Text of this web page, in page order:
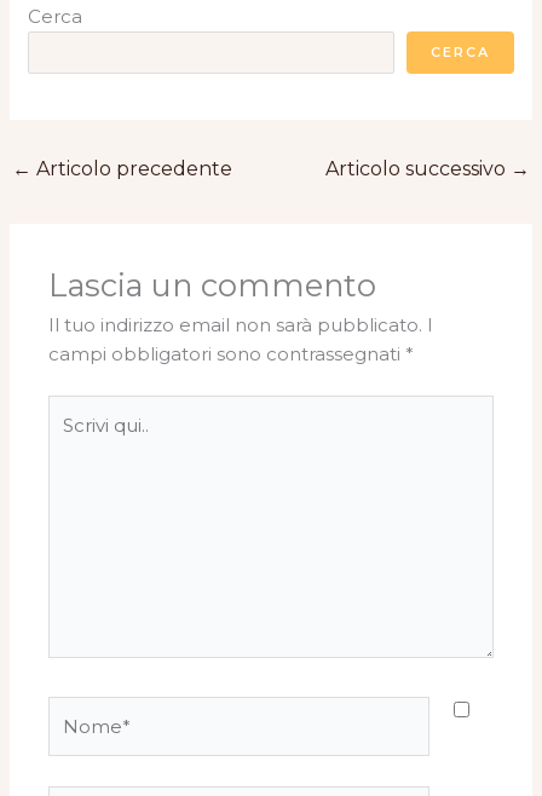
Cerca
CERCA
← Articolo precedente Articolo successivo →
Lascia un commento
Il tuo indirizzo email non sarà pubblicato. I
campi obbligatori sono contrassegnati *
qui..